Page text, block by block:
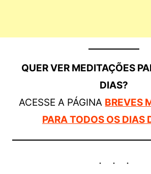
QUER VER MEDITAÇÕES
DIAS?
ACESSE A PÁGINA BREVES
PARA TODOS OS DIAS